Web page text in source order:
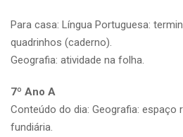
Para casa: Língua Portuguesa:
quadrinhos (caderno).
Geografia: atividade na folha.
7º Ano A
Conteúdo do dia: Geografia: espaço
fundiária.